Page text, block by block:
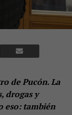
de Pucón. La
drogas y
eso: también